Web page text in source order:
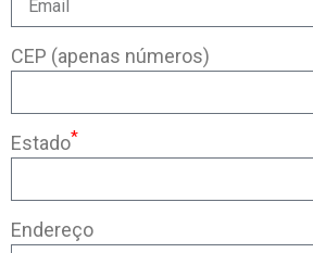
CEP (apenas números)
Estado*
Endereço